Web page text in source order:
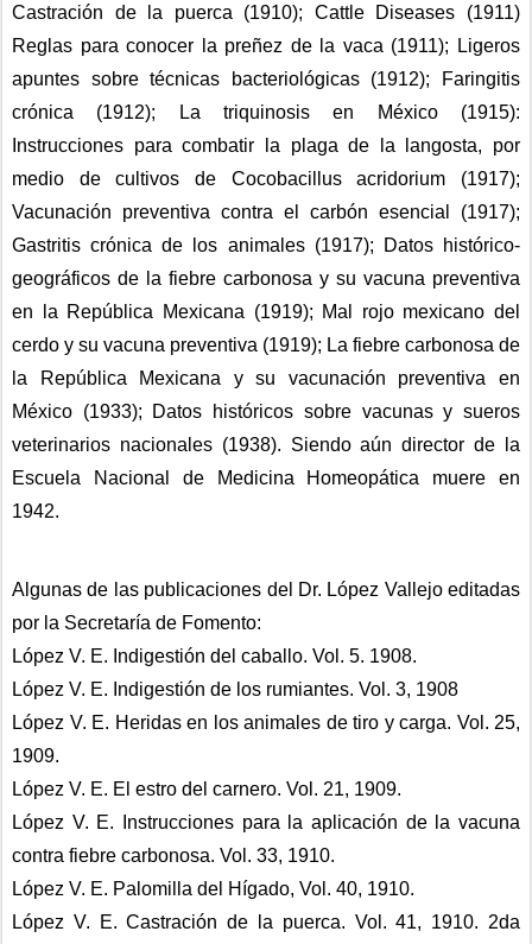
Castración de la puerca (1910); Cattle Diseases (1911)
Reglas para conocer la preñez de la vaca (1911); Ligeros
apuntes sobre técnicas bacteriológicas (1912); Faringitis
crónica (1912); La triquinosis en México (1915):
Instrucciones para combatir la plaga de la langosta, por
medio de cultivos de Cocobacillus acridorium (1917);
Vacunación preventiva contra el carbón esencial (1917);
Gastritis crónica de los animales (1917); Datos histórico-
geográficos de la fiebre carbonosa y su vacuna preventiva
en la República Mexicana (1919); Mal rojo mexicano del
cerdo y su vacuna preventiva (1919); La fiebre carbonosa de
la República Mexicana y su vacunación preventiva en
México (1933); Datos históricos sobre vacunas y sueros
veterinarios nacionales (1938). Siendo aún director de la
Escuela Nacional de Medicina Homeopática muere en
1942.
Algunas de las publicaciones del Dr. López Vallejo editadas
por la Secretaría de Fomento:
López V. E. Indigestión del caballo. Vol. 5. 1908.
López V. E. Indigestión de los rumiantes. Vol. 3, 1908
López V. E. Heridas en los animales de tiro y carga. Vol. 25,
1909.
López V. E. El estro del carnero. Vol. 21, 1909.
López V. E. Instrucciones para la aplicación de la vacuna
contra fiebre carbonosa. Vol. 33, 1910.
López V. E. Palomilla del Hígado, Vol. 40, 1910.
López V. E. Castración de la puerca. Vol. 41, 1910. 2da